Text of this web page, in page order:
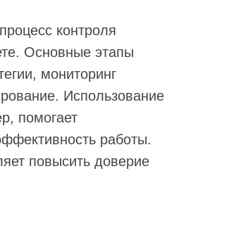
контроля
Основные этапы
мониторинг
Использование
помогает
работы.
повысить доверие